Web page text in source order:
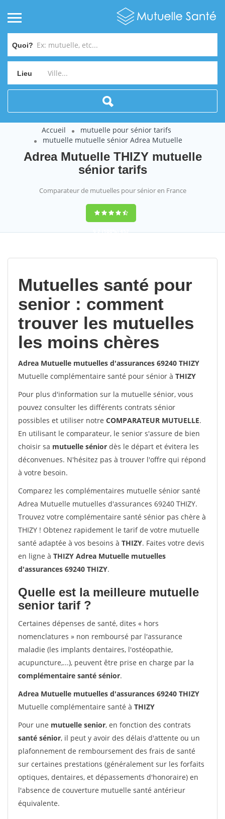
Quoi?
Lieu
Accueil
mutuelle pour sénior tarifs
mutuelle mutuelle sénior Adrea Mutuelle
Adrea Mutuelle THIZY mutuelle
sénior tarifs
Comparateur de mutuelles pour sénior en France
9,2(100%)452
Mutuelles santé pour
senior : comment
trouver les mutuelles
les moins chères
Adrea Mutuelle mutuelles d'assurances 69240 THIZY
Mutuelle complémentaire santé pour sénior à THIZY
Pour plus d'information sur la mutuelle sénior, vous
pouvez consulter les différents contrats sénior
possibles et utiliser notre COMPARATEUR MUTUELLE.
En utilisant le comparateur, le senior s'assure de bien
choisir sa mutuelle sénior dès le départ et évitera les
déconvenues. N'hésitez pas à trouver l'offre qui répond
à votre besoin.
Comparez les complémentaires mutuelle sénior santé
Adrea Mutuelle mutuelles d'assurances 69240 THIZY.
Trouvez votre complémentaire santé sénior pas chère à
THIZY ! Obtenez rapidement le tarif de votre mutuelle
santé adaptée à vos besoins à THIZY. Faites votre devis
en ligne à THIZY Adrea Mutuelle mutuelles
d'assurances 69240 THIZY.
Quelle est la meilleure mutuelle
senior tarif ?
Certaines dépenses de santé, dites « hors
nomenclatures » non remboursé par l'assurance
maladie (les implants dentaires, l'ostéopathie,
acupuncture,...), peuvent être prise en charge par la
complémentaire santé sénior.
Adrea Mutuelle mutuelles d'assurances 69240 THIZY
Mutuelle complémentaire santé à THIZY
Pour une mutuelle senior, en fonction des contrats
santé sénior, il peut y avoir des délais d'attente ou un
plafonnement de remboursement des frais de santé
sur certaines prestations (généralement sur les forfaits
optiques, dentaires, et dépassements d'honoraire) en
l'absence de couverture mutuelle santé antérieur
équivalente.